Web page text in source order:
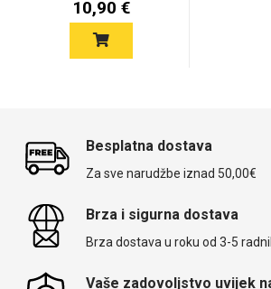
10,90 €
Besplatna dostava
Za sve narudžbe iznad 50,00€
Brza i sigurna dostava
Brza dostava u roku od 3-5
Vaše zadovoljstvo uvijek